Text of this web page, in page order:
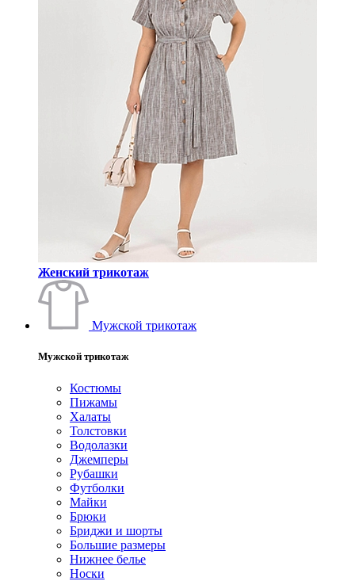
Женский трикотаж
Мужской трикотаж
Мужской трикотаж
Костюмы
Пижамы
Халаты
Толстовки
Водолазки
Джемперы
Рубашки
Футболки
Майки
Брюки
Бриджи и шорты
Большие размеры
Нижнее белье
Носки